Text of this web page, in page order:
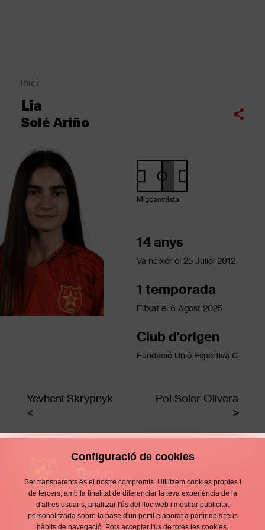
Fil
d'Ariadna
Inici
Lia
Solé Ariño
Compartir
Migcampista
14 anys
Va néixer el 25 Juliol 2012
1 temporada
Fitxat el 6 Agost 2025
Club d'origen
Fundació Unió Esportiva C
Yevheni Skrypnyk Pol Soler Olivera
Contacte
Configuració de cookies
Ser transparents és el nostre compromís. Utilitzem cookies pròpies i
de tercers, amb la finalitat de diferenciar la teva experiència de la
d'altres usuaris, analitzar l'ús del lloc web i mostrar publicitat
personalitzada sobre la base d'un perfil elaborat a partir dels teus
hàbits de navegació. Pots acceptar l'ús de totes les cookies,